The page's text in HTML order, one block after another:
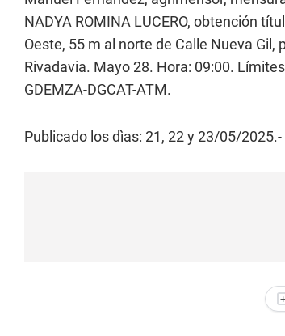
NADYA ROMINA LUCERO, obtención
Oeste, 55 m al norte de Calle Nueva
Rivadavia. Mayo 28. Hora: 09:00.
GDEMZA-DGCAT-ATM.
Publicado los dìas: 21, 22 y 23/05/2025.-
+